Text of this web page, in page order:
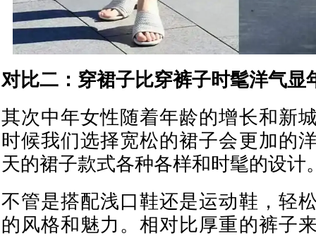
对比二：穿裙子比穿裤子时髦洋气显
其次中年女性随着年龄的增长和新
时候我们选择宽松的裙子会更加的
天的裙子款式各种各样和时髦的设计
不管是搭配浅口鞋还是运动鞋，轻
的风格和魅力。相对比厚重的裤子